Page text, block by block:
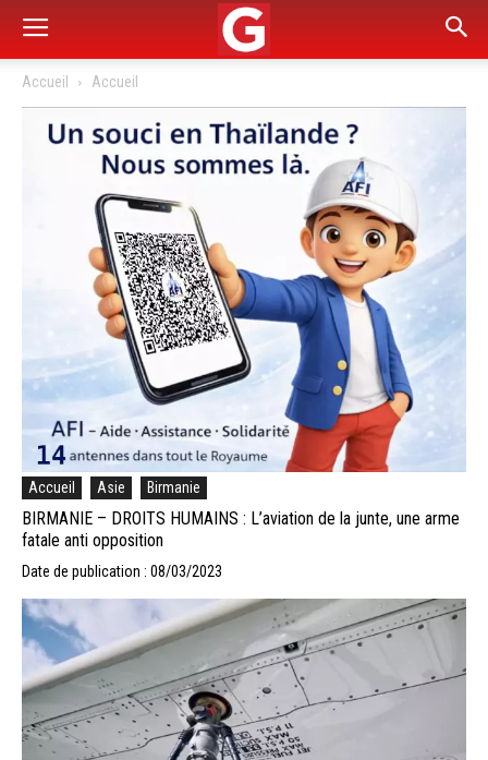
Accueil Accueil
Accueil Asie Birmanie
BIRMANIE – DROITS HUMAINS : L’aviation de la junte, une arme
fatale anti opposition
Date de publication : 08/03/2023